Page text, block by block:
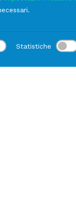
Statistiche